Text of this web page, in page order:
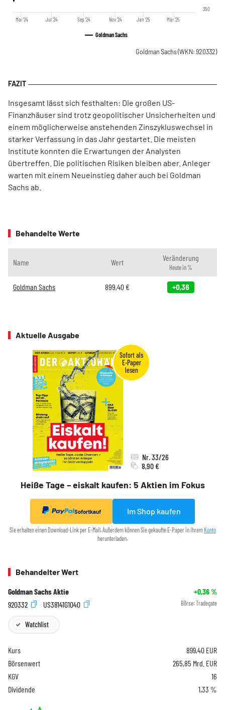
Goldman Sachs
Mai '24 Jul '24 Sep '24 Nov '24 Jan '25 Mär '25
350
Goldman Sachs(WKN: 920332)
Insgesamt lässt sich festhalten: Die großen US-
Finanzhäuser sind trotz geopolitischer Unsicherheiten und
einem möglicherweise anstehenden Zinszykluswechsel in
starker Verfassung in das Jahr gestartet. Die meisten
Institute konnten die Erwartungen der Analysten
übertreffen. Die politischen Risiken bleiben aber. Anleger
warten mit einem Neueinstieg daher auch bei Goldman
Sachs ab.
Behandelte Werte
Name Wert Veränderung
Heute in %
Goldman Sachs 899,40€ +0,36
Aktuelle Ausgabe
Heiße Tage – eiskalt kaufen: 5 Aktien im Fokus
Nr. 33/26
8,90 €
Sofortkauf Im Shop kaufen
Sie erhalten einen Download-Link per E-Mail. Außerdem können Sie gekaufte E-Paper in Ihrem Konto
herunterladen.
Behandelter Wert
Goldman Sachs Aktie +0,36%
920332
US38141G1040 Börse: Tradegate
Watchlist
Kurs 899,40 EUR
Börsenwert
265,85 Mrd. EUR
KGV
16
Dividende
1,33 %